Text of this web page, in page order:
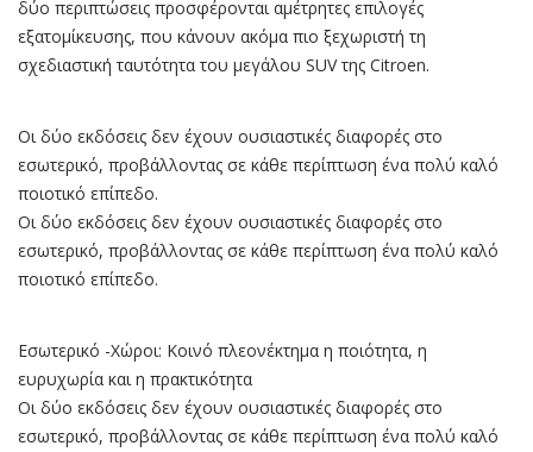
δύο περιπτώσεις προσφέρονται αμέτρητες επιλογές
εξατομίκευσης, που κάνουν ακόμα πιο ξεχωριστή τη
σχεδιαστική ταυτότητα του μεγάλου SUV της Citroen.
Οι δύο εκδόσεις δεν έχουν ουσιαστικές διαφορές στο
εσωτερικό, προβάλλοντας σε κάθε περίπτωση ένα πολύ καλό
ποιοτικό επίπεδο.
Οι δύο εκδόσεις δεν έχουν ουσιαστικές διαφορές στο
εσωτερικό, προβάλλοντας σε κάθε περίπτωση ένα πολύ καλό
ποιοτικό επίπεδο.
Εσωτερικό -Χώροι: Κοινό πλεονέκτημα η ποιότητα, η
ευρυχωρία και η πρακτικότητα
Οι δύο εκδόσεις δεν έχουν ουσιαστικές διαφορές στο
εσωτερικό, προβάλλοντας σε κάθε περίπτωση ένα πολύ καλό